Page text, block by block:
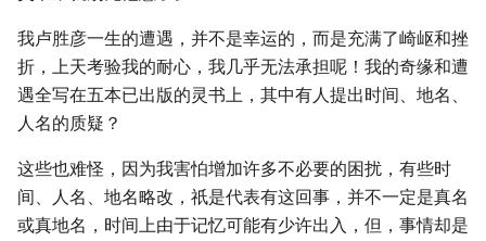
我卢胜彦一生的遭遇，并不是幸运的，而是充满了崎岖和挫
折，上天考验我的耐心，我几乎无法承担呢！我的奇缘和遭
遇全写在五本已出版的灵书上，其中有人提出时间、地名、
人名的质疑？
这些也难怪，因为我害怕增加许多不必要的困扰，有些时
间、人名、地名略改，祇是代表有这回事，并不一定是真名
或真地名，时间上由于记忆可能有少许出入，但，事情却是